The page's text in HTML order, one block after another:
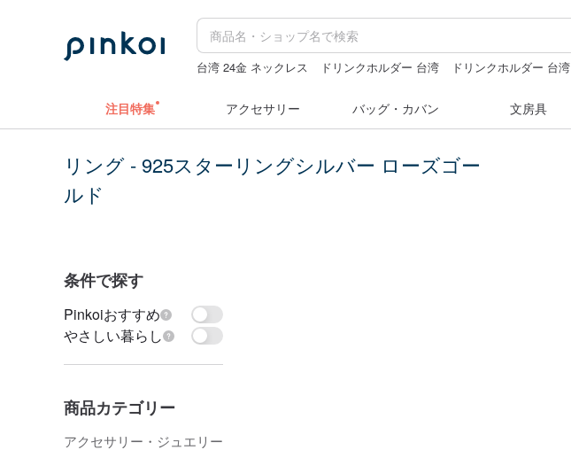
台湾 24金 ネックレス ドリンクホルダー 台湾 ドリンクホルダー 台湾
注目特集 アクセサリー バッグ・カバン 文房具
リング - 925スターリングシルバー ローズゴー
ルド
条件で探す
Pinkoiおすすめ
やさしい暮らし
商品カテゴリー
アクセサリー・ジュエリー